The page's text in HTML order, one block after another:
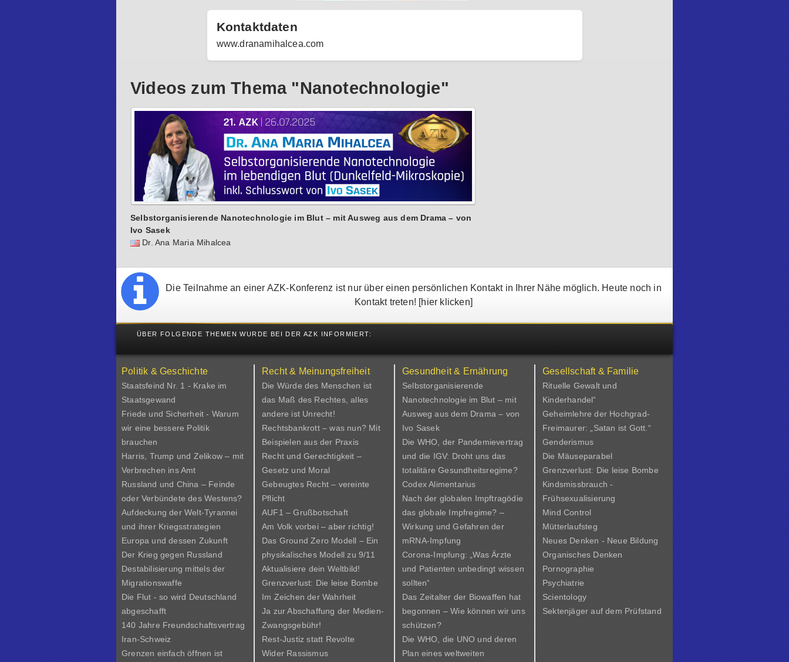
Kontaktdaten
www.dranamihalcea.com
Videos zum Thema "Nanotechnologie"
Selbstorganisierende Nanotechnologie im Blut – mit Ausweg aus dem Drama – von
Ivo Sasek
Dr. Ana Maria Mihalcea
Die Teilnahme an einer AZK-Konferenz ist nur über einen persönlichen Kontakt in Ihrer Nähe möglich. Heute noch in
Kontakt treten! [hier klicken]
ÜBER FOLGENDE THEMEN WURDE BEI DER AZK INFORMIERT:
Politik & Geschichte
Staatsfeind Nr. 1 - Krake im
Staatsgewand
Friede und Sicherheit - Warum
wir eine bessere Politik
brauchen
Harris, Trump und Zelikow – mit
Verbrechen ins Amt
Russland und China – Feinde
oder Verbündete des Westens?
Aufdeckung der Welt-Tyrannei
und ihrer Kriegsstrategien
Europa und dessen Zukunft
Der Krieg gegen Russland
Destabilisierung mittels der
Migrationswaffe
Die Flut - so wird Deutschland
abgeschafft
140 Jahre Freundschaftsvertrag
Iran-Schweiz
Grenzen einfach öffnen ist
Recht & Meinungsfreiheit
Die Würde des Menschen ist
das Maß des Rechtes, alles
andere ist Unrecht!
Rechtsbankrott – was nun? Mit
Beispielen aus der Praxis
Recht und Gerechtigkeit –
Gesetz und Moral
Gebeugtes Recht – vereinte
Pflicht
AUF1 – Grußbotschaft
Am Volk vorbei – aber richtig!
Das Ground Zero Modell – Ein
physikalisches Modell zu 9/11
Aktualisiere dein Weltbild!
Grenzverlust: Die leise Bombe
Im Zeichen der Wahrheit
Ja zur Abschaffung der Medien-
Zwangsgebühr!
Rest-Justiz statt Revolte
Wider Rassismus
Gesundheit & Ernährung
Selbstorganisierende
Nanotechnologie im Blut – mit
Ausweg aus dem Drama – von
Ivo Sasek
Die WHO, der Pandemievertrag
und die IGV: Droht uns das
totalitäre Gesundheitsregime?
Codex Alimentarius
Nach der globalen Impftragödie
das globale Impfregime? –
Wirkung und Gefahren der
mRNA-Impfung
Corona-Impfung: „Was Ärzte
und Patienten unbedingt wissen
sollten“
Das Zeitalter der Biowaffen hat
begonnen – Wie können wir uns
schützen?
Die WHO, die UNO und deren
Plan eines weltweiten
Gesellschaft & Familie
Rituelle Gewalt und
Kinderhandel“
Geheimlehre der Hochgrad-
Freimaurer: „Satan ist Gott.“
Genderismus
Die Mäuseparabel
Grenzverlust: Die leise Bombe
Kindsmissbrauch -
Frühsexualisierung
Mind Control
Mütterlaufsteg
Neues Denken - Neue Bildung
Organisches Denken
Pornographie
Psychiatrie
Scientology
Sektenjäger auf dem Prüfstand